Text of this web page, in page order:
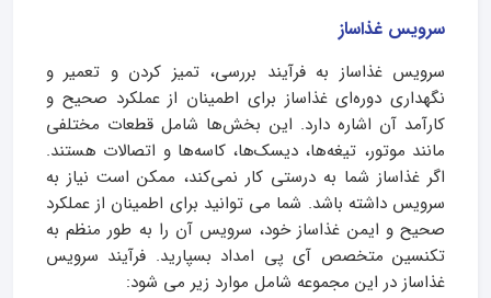
سرویس غذاساز
سرویس غذاساز به فرآیند بررسی، تمیز کردن و تعمیر و
نگهداری دوره‌ای غذاساز برای اطمینان از عملکرد صحیح و
کارآمد آن اشاره دارد. این بخش‌ها شامل قطعات مختلفی
مانند موتور، تیغه‌ها، دیسک‌ها، کاسه‌ها و اتصالات هستند.
اگر غذاساز شما به درستی کار نمی‌کند، ممکن است نیاز به
سرویس داشته باشد. شما می توانید برای اطمینان از عملکرد
صحیح و ایمن غذاساز خود، سرویس آن را به طور منظم به
تکنسین متخصص آی پی امداد بسپارید. فرآیند سرویس
غذاساز در این مجموعه شامل موارد زیر می شود: